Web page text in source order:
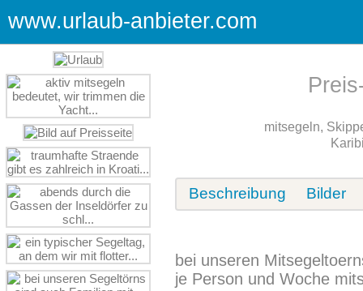
www.urlaub-anbieter.com
mitsegeln,
Beschreibung Bilder
bei unseren
je Person und Woche